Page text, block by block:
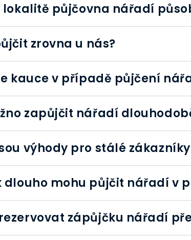
lokalitě půjčovna nářadí
zrovna u nás?
kauce v případě půjčení
zapůjčit nářadí
výhody pro stálé
dlouho mohu půjčit nářadí v
zápůjčku nářadí